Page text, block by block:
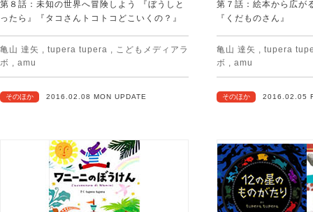
第８話：未知の世界へ冒険しよう 『ぼうしと
ったら』『タコさんトコトコどこいくの？』
亀山 達矢 , tupera tupera , こどもメディアラ
ボ , amu
そのほか 2016.02.08 MON UPDATE
第７話：絵本から広が
『くだものさん』
亀山 達矢 , tupera
ボ , amu
そのほか 2016.02.05